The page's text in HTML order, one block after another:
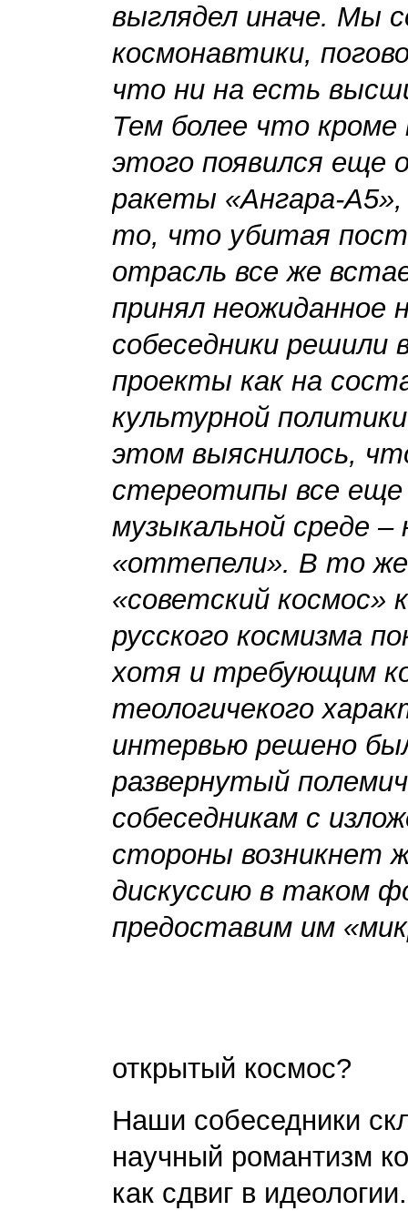
выглядел иначе. Мы
космонавтики,
что ни на есть
Тем более что
этого появился еще
ракеты «Ангара-
то, что убитая
отрасль все же
принял неожиданное
собеседники решили
проекты как на
культурной
этом выяснилось,
стереотипы все еще
музыкальной среде
«оттепели». В то же
«советский космос»
русского космизма
хотя и требующим
теологичекого
интервью решено
развернутый
собеседникам с
стороны возникнет
дискуссию в таком
предоставим им
открытый космос?
Наши собеседники
научный романтизм
как сдвиг в